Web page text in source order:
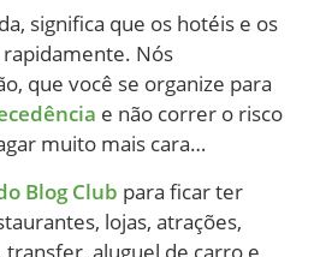
significa que os hotéis e os
Nós
que você se organize para
e não correr o risco
muito mais cara…
Blog Club para ficar ter
lojas, atrações,
transfer, aluguel de carro e